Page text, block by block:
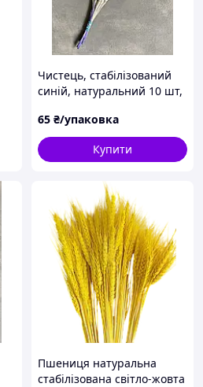
Чистець, стабілізований
синій, натуральний 10 шт,
65 ₴/упаковка
Купити
Пшениця натуральна
стабілізована світло-жовта